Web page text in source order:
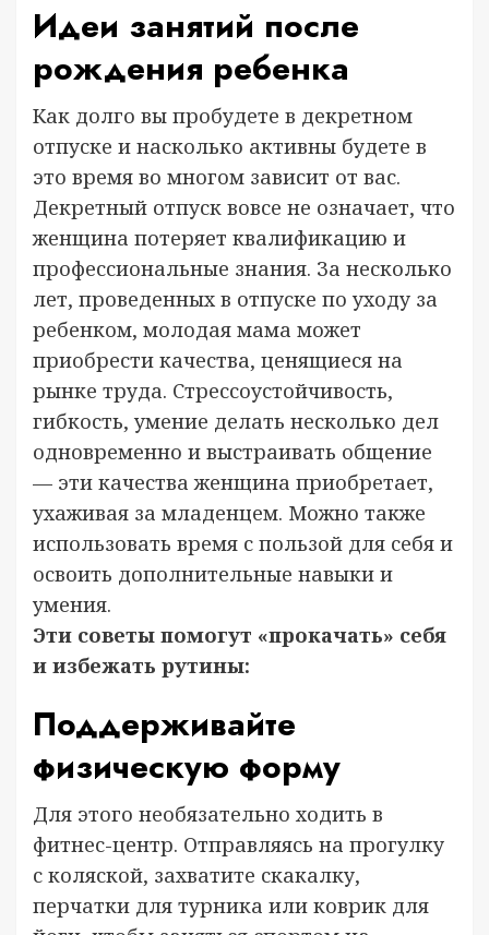
Идеи занятий после
рождения ребенка
Как долго вы пробудете в декретном
отпуске и насколько активны будете в
это время во многом зависит от вас.
Декретный отпуск вовсе не означает, что
женщина потеряет квалификацию и
профессиональные знания. За несколько
лет, проведенных в отпуске по уходу за
ребенком, молодая мама может
приобрести качества, ценящиеся на
рынке труда. Стрессоустойчивость,
гибкость, умение делать несколько дел
одновременно и выстраивать общение
— эти качества женщина приобретает,
ухаживая за младенцем. Можно также
использовать время с пользой для себя и
освоить дополнительные навыки и
умения.
Эти советы помогут «прокачать» себя
и избежать рутины:
Поддерживайте
физическую форму
Для этого необязательно ходить в
фитнес-центр. Отправляясь на прогулку
с коляской, захватите скакалку,
перчатки для турника или коврик для